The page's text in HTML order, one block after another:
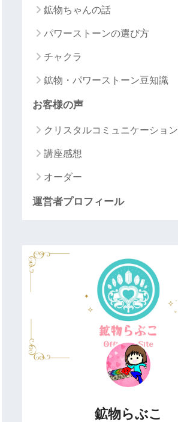
鉱物ちゃんの話
パワーストーンの選び方
チャクラ
鉱物・パワーストーン豆知識
お客様の声
クリスタルコミュニケーション
講座感想
オーダー
運営者プロフィール
鉱物らぶこ